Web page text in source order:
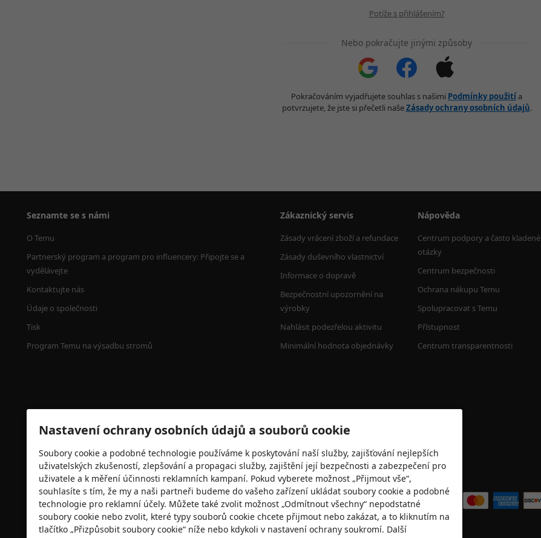
Potíže s přihlášením?
Nebo pokračujte jinými způsoby
Pokračováním vyjadřujete souhlas s našimi Podmínky použitía
potvrzujete, že jste si přečetli našeZásady ochrany osobních údajů.
Seznamte se s námi
O Temu
Partnerský program a program pro influencery: Připojte se a
vydělávejte
Kontaktujte nás
Údaje o společnosti
Tisk
Program Temu na výsadbu stromů
Zákaznický servis
Zásady vrácení zboží a refundace
Zásady duševního vlastnictví
Informace o dopravě
Bezpečnostní upozornění na
výrobky
Nahlásit podezřelou aktivitu
Minimální hodnota objednávky
Nápověda
Centrum podpory a často kladené
otázky
Centrum bezpečnosti
Ochrana nákupu Temu
Spolupracovat s Temu
Přístupnost
Centrum transparentnosti
Bezpečnostní certifikace Přijímáme
Nastavení ochrany osobních údajů a souborů cookie
Soubory cookie a podobné technologie používáme k poskytování naší služby, zajišťování nejlepších
uživatelských zkušeností, zlepšování a propagaci služby, zajištění její bezpečnosti a zabezpečení pro
uživatele a k měření účinnosti reklamních kampaní. Pokud vyberete možnost „Přijmout vše“,
souhlasíte s tím, že my a naši partneři budeme do vašeho zařízení ukládat soubory cookie a podobné
technologie pro reklamní účely. Můžete také zvolit možnost „Odmítnout všechny“ nepodstatné
soubory cookie nebo zvolit, které typy souborů cookie chcete přijmout nebo zakázat, a to kliknutím na
tlačítko „Přizpůsobit soubory cookie“ níže nebo kdykoli v nastavení ochrany soukromí. Další